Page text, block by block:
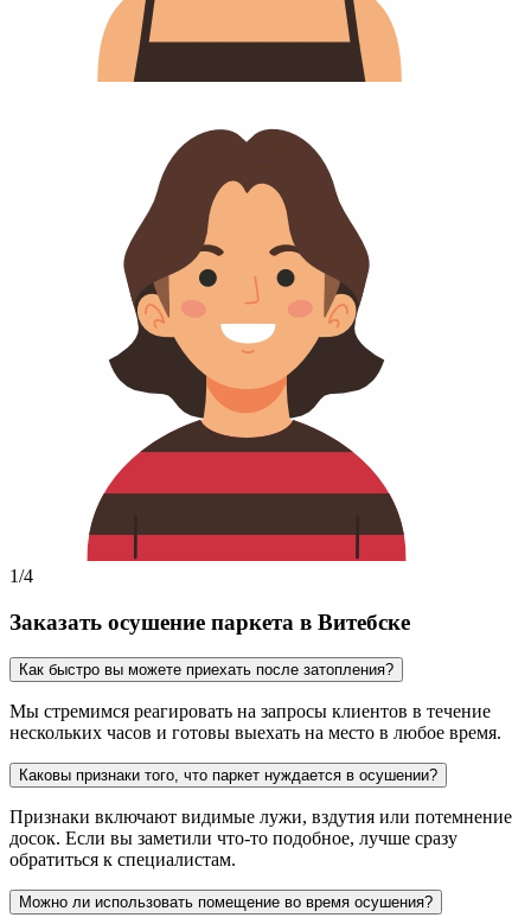
1/4
Заказать осушение паркета в Витебске
Как быстро вы можете приехать после затопления?
Мы стремимся реагировать на запросы клиентов в течение
нескольких часов и готовы выехать на место в любое время.
Каковы признаки того, что паркет нуждается в осушении?
Признаки включают видимые лужи, вздутия или потемнение
досок. Если вы заметили что-то подобное, лучше сразу
обратиться к специалистам.
Можно ли использовать помещение во время осушения?